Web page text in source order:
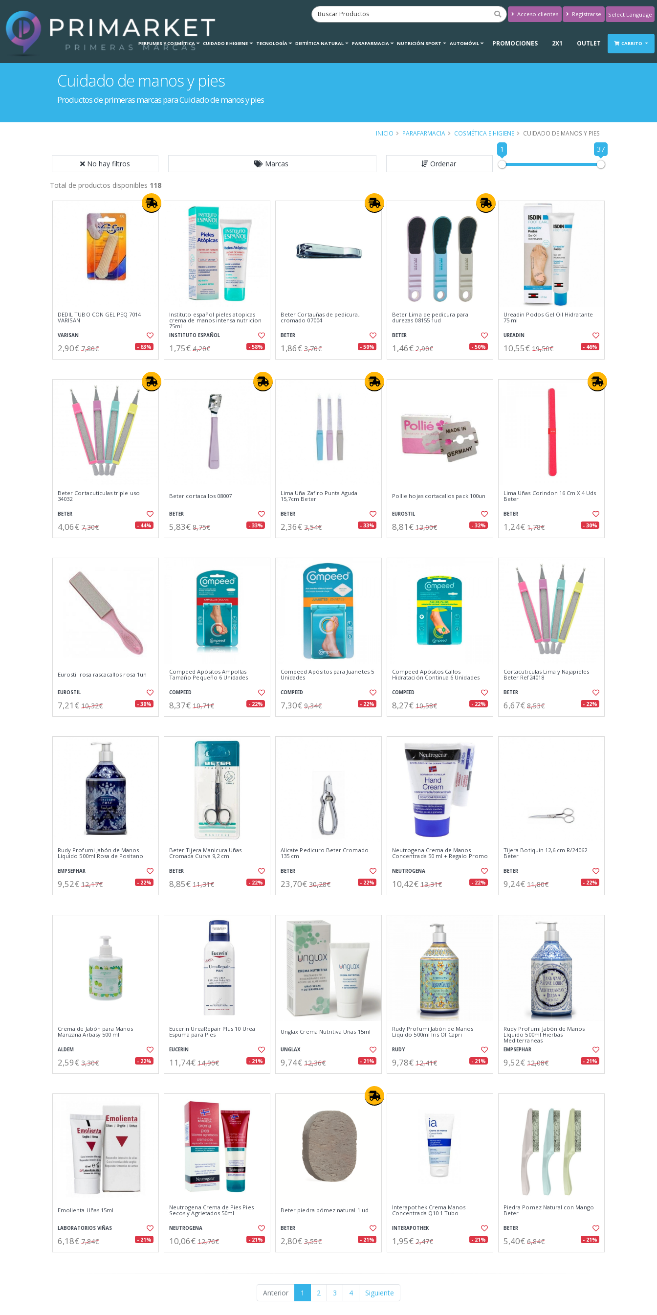
Acceso clientes Registrarse
Translate
PERFUMES Y COSMÉTICA CUIDADO E HIGIENE TECNOLOGÍA DIETÉTICA NATURAL PARAFARMACIA NUTRICIÓN SPORT AUTOMÓVIL PROMOCIONES 2X1 OUTLET CARRITO
Cuidado de manos y pies
Productos de primeras marcas para Cuidado de manos y pies
INICIO PARAFARMACIA COSMÉTICA E HIGIENE CUIDADO DE MANOS Y PIES
No hay filtros Marcas Ordenar
1 37
Total de productos disponibles 118
DEDIL TUBO CON GEL PEQ 7014
VARISAN
VARISAN
2,90€ 7,80€ - 63%
Instituto español pieles atopicas
crema de manos intensa nutricion
75ml
INSTITUTO ESPAÑOL
1,75€ 4,20€ - 58%
Beter Cortauñas de pedicura,
cromado 07004
BETER
1,86€ 3,70€ - 50%
Beter Lima de pedicura para
durezas 08155 1ud
BETER
1,46€ 2,90€ - 50%
Ureadin Podos Gel Oil Hidratante
75 ml
UREADIN
10,55€ 19,50€ - 46%
Beter Cortacutículas triple uso
34032
BETER
4,06€ 7,30€ - 44%
Beter cortacallos 08007
BETER
5,83€ 8,75€ - 33%
Lima Uña Zafiro Punta Aguda
15,7cm Beter
BETER
2,36€ 3,54€ - 33%
Pollie hojas cortacallos pack 100un
EUROSTIL
8,81€ 13,00€ - 32%
Lima Uñas Corindon 16 Cm X 4 Uds
Beter
BETER
1,24€ 1,78€ - 30%
Eurostil rosa rascacallos rosa 1un
EUROSTIL
7,21€ 10,32€ - 30%
Compeed Apósitos Ampollas
Tamaño Pequeño 6 Unidades
COMPEED
8,37€ 10,71€ - 22%
Compeed Apósitos para Juanetes 5
Unidades
COMPEED
7,30€ 9,34€ - 22%
Compeed Apósitos Callos
Hidratación Continua 6 Unidades
COMPEED
8,27€ 10,58€ - 22%
Cortacuticulas Lima y Najapieles
Beter Ref24018
BETER
6,67€ 8,53€ - 22%
Rudy Profumi Jabón de Manos
Líquido 500ml Rosa de Positano
EMPSEPHAR
9,52€ 12,17€ - 22%
Beter Tijera Manicura Uñas
Cromada Curva 9,2 cm
BETER
8,85€ 11,31€ - 22%
Alicate Pedicuro Beter Cromado
135 cm
BETER
23,70€ 30,28€ - 22%
Neutrogena Crema de Manos
Concentrada 50 ml + Regalo Promo
NEUTROGENA
10,42€ 13,31€ - 22%
Tijera Botiquin 12,6 cm R/24062
Beter
BETER
9,24€ 11,80€ - 22%
Crema de Jabón para Manos
Manzana Arbasy 500 ml
ALDEM
2,59€ 3,30€ - 22%
Eucerin UreaRepair Plus 10 Urea
Espuma para Pies
EUCERIN
11,74€ 14,90€ - 21%
Unglax Crema Nutritiva Uñas 15ml
UNGLAX
9,74€ 12,36€ - 21%
Rudy Profumi Jabón de Manos
Líquido 500ml Iris Of Capri
RUDY
9,78€ 12,41€ - 21%
Rudy Profumi Jabón de Manos
Líquido 500ml Hierbas
Mediterraneas
EMPSEPHAR
9,52€ 12,08€ - 21%
Emolienta Uñas 15ml
LABORATORIOS VIÑAS
6,18€ 7,84€ - 21%
Neutrogena Crema de Pies Pies
Secos y Agrietados 50ml
NEUTROGENA
10,06€ 12,76€ - 21%
Beter piedra pómez natural 1 ud
BETER
2,80€ 3,55€ - 21%
Interapothek Crema Manos
Concentrada Q10 1 Tubo
INTERAPOTHEK
1,95€ 2,47€ - 21%
Piedra Pomez Natural con Mango
Beter
BETER
5,40€ 6,84€ - 21%
Anterior 1 2 3 4 Siguiente